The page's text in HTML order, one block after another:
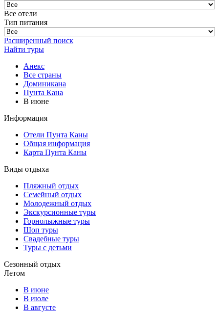
Все отели
Тип питания
Расширенный поиск
Найти туры
Анекс
Все страны
Доминикана
Пунта Кана
В июне
Информация
Отели Пунта Каны
Общая информация
Карта Пунта Каны
Виды отдыха
Пляжный отдых
Семейный отдых
Молодежный отдых
Экскурсионные туры
Горнолыжные туры
Шоп туры
Свадебные туры
Туры с детьми
Сезонный отдых
Летом
В июне
В июле
В августе